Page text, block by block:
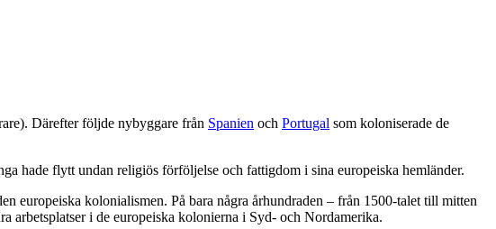
Därefter följde nybyggare från Spanien och Portugal som koloniserade de
hade flytt undan religiös förföljelse och fattigdom i sina europeiska hemländer.
europeiska kolonialismen. På bara några århundraden – från 1500-talet till mitten
arbetsplatser i de europeiska kolonierna i Syd- och Nordamerika.